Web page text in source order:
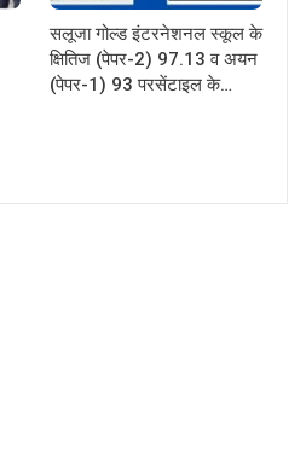
सलूजा गोल्ड इंटरनेशनल स्कूल के
क्षितिज (पेपर-2) 97.13 व अयन
(पेपर-1) 93 परसेंटाइल के…